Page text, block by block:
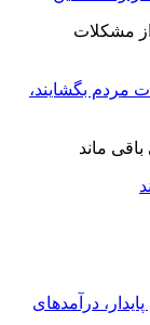
مردم بگشایند،
درآمدهای